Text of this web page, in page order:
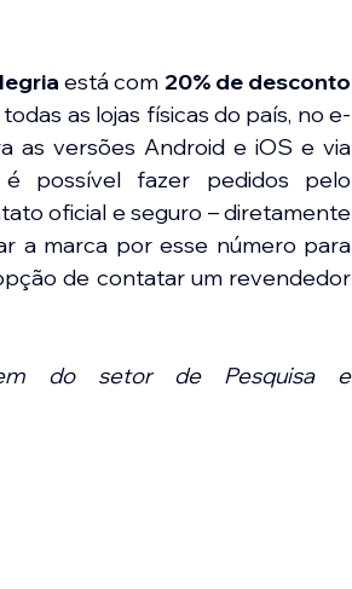
está com 20% de desconto
as lojas físicas do país, no e-
as versões Android e iOS e via
é possível fazer pedidos pelo
oficial e seguro – diretamente
a marca por esse número para
de contatar um revendedor
do setor de Pesquisa e